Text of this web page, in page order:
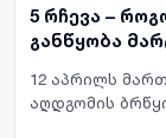
5 რჩევა –
განწყობა
12 აპრილს
აღდგომის